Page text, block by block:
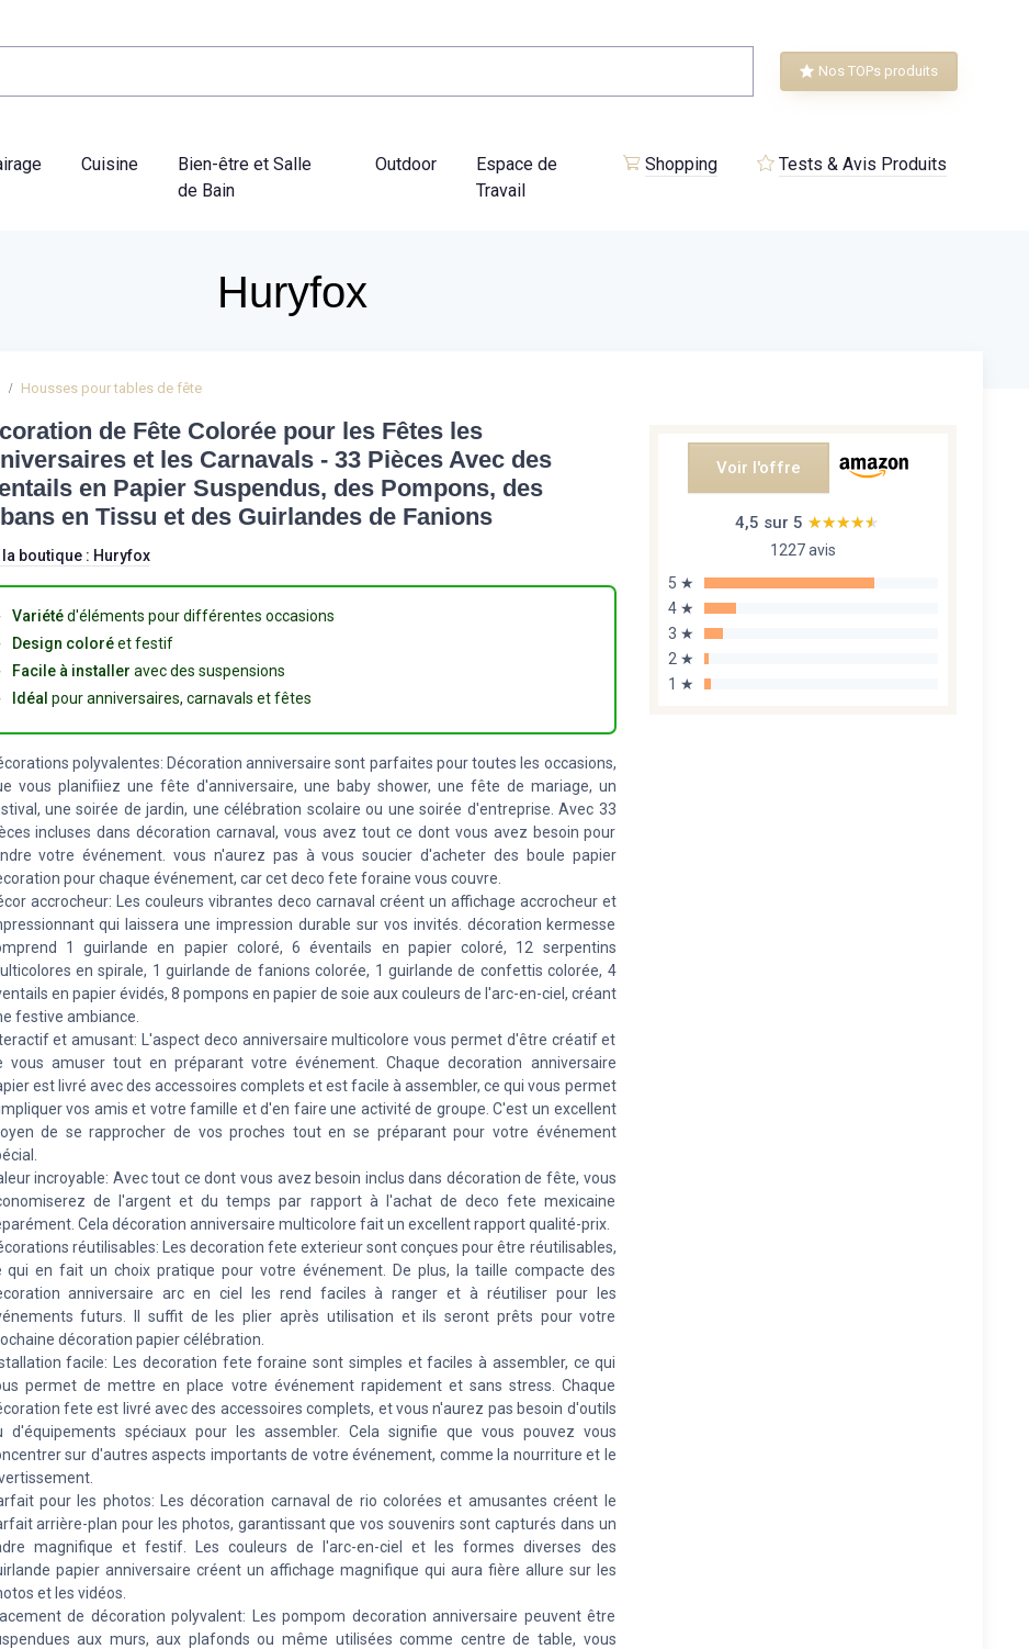
Nos TOPs produits
Cuisine
Bien-être et Salle
de Bain
Outdoor
Espace de
Travail
Shopping Tests & Avis Produits
Huryfox
Housses pour tables de fête
Voir l'offre
4,5 sur 5 ★★★★★
★★★★★
1227 avis
5 ★
4 ★
3 ★
2 ★
1 ★
de Fête Colorée pour les Fêtes les
et les Carnavals - 33 Pièces Avec des
en Papier Suspendus, des Pompons, des
en Tissu et des Guirlandes de Fanions
boutique : Huryfox
Variétéd'éléments pour différentes occasions
Design coloréet festif
Facile à installer avec des suspensions
Idéal pour anniversaires, carnavals et fêtes
polyvalentes: Décoration anniversaire sont parfaites pour toutes les occasions,
vous planifiiez une fête d'anniversaire, une baby shower, une fête de mariage, un
une soirée de jardin, une célébration scolaire ou une soirée d'entreprise. Avec 33
incluses dans décoration carnaval, vous avez tout ce dont vous avez besoin pour
votre événement. vous n'aurez pas à vous soucier d'acheter des boule papier
pour chaque événement, car cet deco fete foraine vous couvre.
accrocheur: Les couleurs vibrantes deco carnaval créent un affichage accrocheur et
qui laissera une impression durable sur vos invités. décoration kermesse
1 guirlande en papier coloré, 6 éventails en papier coloré, 12 serpentins
en spirale, 1 guirlande de fanions colorée, 1 guirlande de confettis colorée, 4
en papier évidés, 8 pompons en papier de soie aux couleurs de l'arc-en-ciel, créant
festive ambiance.
et amusant: L'aspect deco anniversaire multicolore vous permet d'être créatif et
vous amuser tout en préparant votre événement. Chaque decoration anniversaire
est livré avec des accessoires complets et est facile à assembler, ce qui vous permet
vos amis et votre famille et d'en faire une activité de groupe. C'est un excellent
de se rapprocher de vos proches tout en se préparant pour votre événement
incroyable: Avec tout ce dont vous avez besoin inclus dans décoration de fête, vous
de l'argent et du temps par rapport à l'achat de deco fete mexicaine
Cela décoration anniversaire multicolore fait un excellent rapport qualité-prix.
réutilisables: Les decoration fete exterieur sont conçues pour être réutilisables,
qui en fait un choix pratique pour votre événement. De plus, la taille compacte des
anniversaire arc en ciel les rend faciles à ranger et à réutiliser pour les
futurs. Il suffit de les plier après utilisation et ils seront prêts pour votre
décoration papier célébration.
facile: Les decoration fete foraine sont simples et faciles à assembler, ce qui
permet de mettre en place votre événement rapidement et sans stress. Chaque
fete est livré avec des accessoires complets, et vous n'aurez pas besoin d'outils
d'équipements spéciaux pour les assembler. Cela signifie que vous pouvez vous
sur d'autres aspects importants de votre événement, comme la nourriture et le
pour les photos: Les décoration carnaval de rio colorées et amusantes créent le
arrière-plan pour les photos, garantissant que vos souvenirs sont capturés dans un
magnifique et festif. Les couleurs de l'arc-en-ciel et les formes diverses des
papier anniversaire créent un affichage magnifique qui aura fière allure sur les
et les vidéos.
de décoration polyvalent: Les pompom decoration anniversaire peuvent être
aux murs, aux plafonds ou même utilisées comme centre de table, vous